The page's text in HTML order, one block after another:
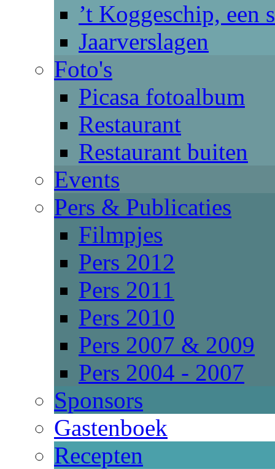
’t Koggeschip, een
Jaarverslagen
Foto's
Picasa fotoalbum
Restaurant
Restaurant buiten
Events
Pers & Publicaties
Filmpjes
Pers 2012
Pers 2011
Pers 2010
Pers 2007 & 2009
Pers 2004 - 2007
Sponsors
Gastenboek
Recepten